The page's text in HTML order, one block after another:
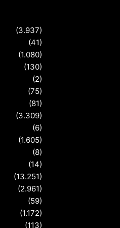
(3.937)
(41)
(1.080)
(130)
(2)
(75)
(81)
(3.309)
(6)
(1.605)
(8)
(14)
(13.251)
(2.961)
(59)
(1.172)
(113)